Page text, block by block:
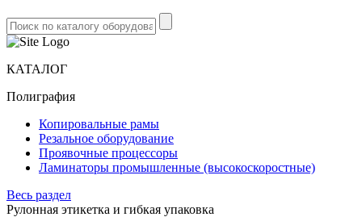
КАТАЛОГ
Полиграфия
Копировальные рамы
Резальное оборудование
Проявочные процессоры
Ламинаторы промышленные (высокоскоростные)
Весь раздел
Рулонная этикетка и гибкая упаковка